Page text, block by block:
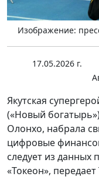
Изображение:
17.05.2026 г.
Якутская
(«Новый
Олонхо, набрала
цифровые
следует из
«Токеон», передает